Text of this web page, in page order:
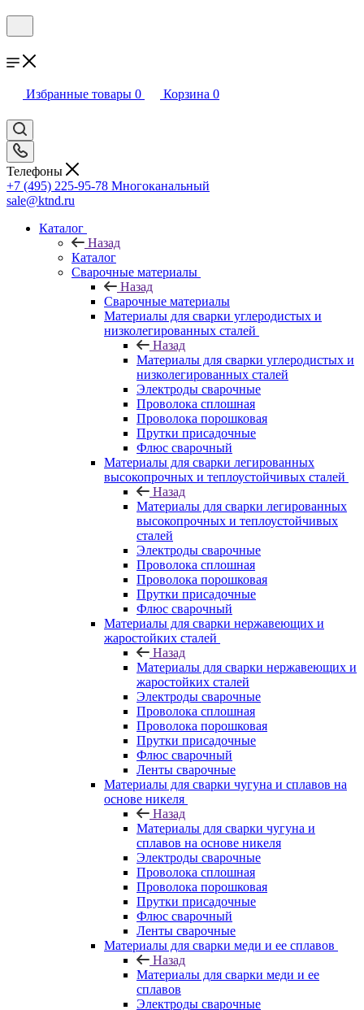
Избранные товары 0 Корзина 0
Телефоны
+7 (495) 225-95-78 Многоканальный
sale@ktnd.ru
Каталог
Назад
Каталог
Сварочные материалы
Назад
Сварочные материалы
Материалы для сварки углеродистых и
низколегированных сталей
Назад
Материалы для сварки углеродистых и
низколегированных сталей
Электроды сварочные
Проволока сплошная
Проволока порошковая
Прутки присадочные
Флюс сварочный
Материалы для сварки легированных
высокопрочных и теплоустойчивых сталей
Назад
Материалы для сварки легированных
высокопрочных и теплоустойчивых
сталей
Электроды сварочные
Проволока сплошная
Проволока порошковая
Прутки присадочные
Флюс сварочный
Материалы для сварки нержавеющих и
жаростойких сталей
Назад
Материалы для сварки нержавеющих и
жаростойких сталей
Электроды сварочные
Проволока сплошная
Проволока порошковая
Прутки присадочные
Флюс сварочный
Ленты сварочные
Материалы для сварки чугуна и сплавов на
основе никеля
Назад
Материалы для сварки чугуна и
сплавов на основе никеля
Электроды сварочные
Проволока сплошная
Проволока порошковая
Прутки присадочные
Флюс сварочный
Ленты сварочные
Материалы для сварки меди и ее сплавов
Назад
Материалы для сварки меди и ее
сплавов
Электроды сварочные